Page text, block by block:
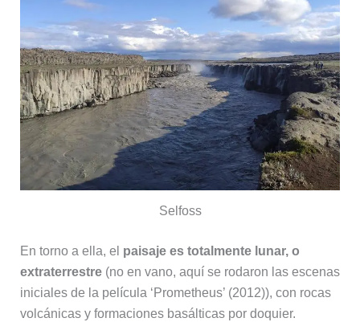
Selfoss
En torno a ella, el paisaje es totalmente lunar, o
extraterrestre(no en vano, aquí se rodaron las escenas
iniciales de la película ‘Prometheus’ (2012)), con rocas
volcánicas y formaciones basálticas por doquier.